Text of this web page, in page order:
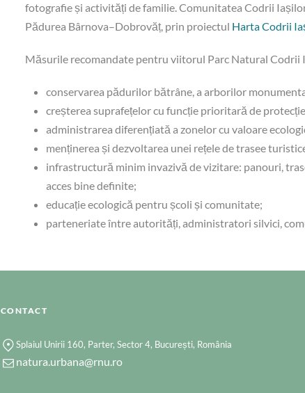
fotografie și activități de familie. Comunitatea Codrii
Pădurea Bârnova–Dobrovăț, prin proiectul Harta Codrii
Măsurile recomandate pentru viitorul Parc Natural Codrii
conservarea pădurilor bătrâne, a arborilor
creșterea suprafețelor cu funcție prioritară de
administrarea diferențiată a zonelor cu valoare
menținerea și dezvoltarea unei rețele de trasee
infrastructură minim invazivă de vizitare: panouri,
acces bine definite;
educație ecologică pentru școli și comunitate;
parteneriate între autorități, administratori silvici,
CONTACT
Splaiul Unirii 160, Parter, Sector 4, București, România
natura.urbana@rnu.ro